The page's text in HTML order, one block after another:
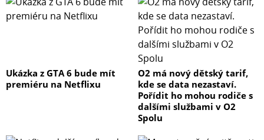
Ukázka z GTA 6 bude mít
premiéru na Netflixu
O2 má nový dětský tarif,
kde se data nezastaví.
Pořídit ho mohou rodiče s
dalšími službami v O2
Spolu